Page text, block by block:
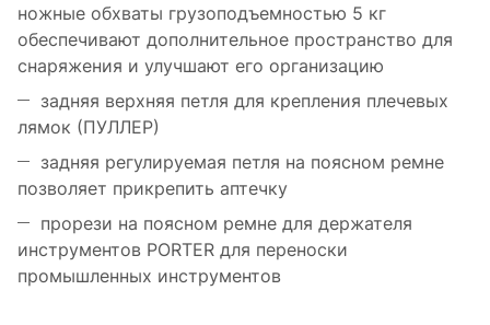
ножные обхваты грузоподъемностью 5 кг
обеспечивают дополнительное пространство для
снаряжения и улучшают его организацию
задняя верхняя петля для крепления плечевых
лямок (ПУЛЛЕР)
задняя регулируемая петля на поясном ремне
позволяет прикрепить аптечку
прорези на поясном ремне для держателя
инструментов PORTER для переноски
промышленных инструментов